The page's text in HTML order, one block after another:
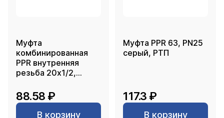
Муфта
комбинированная
PPR внутренняя
резьба 20х1/2,
88.58 ₽
В корзину
Муфта PPR 63, PN25
серый, РТП
117.3 ₽
В корзину